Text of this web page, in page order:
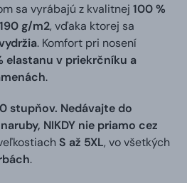
sa vyrábajú z kvalitnej 100 %
g/m2, vďaka ktorej sa
. Komfort pri nosení
elastanu v priekrčníku a
.
stupňov. Nedávajte do
NIKDY nie priamo cez
S až 5XL, vo všetkých
.